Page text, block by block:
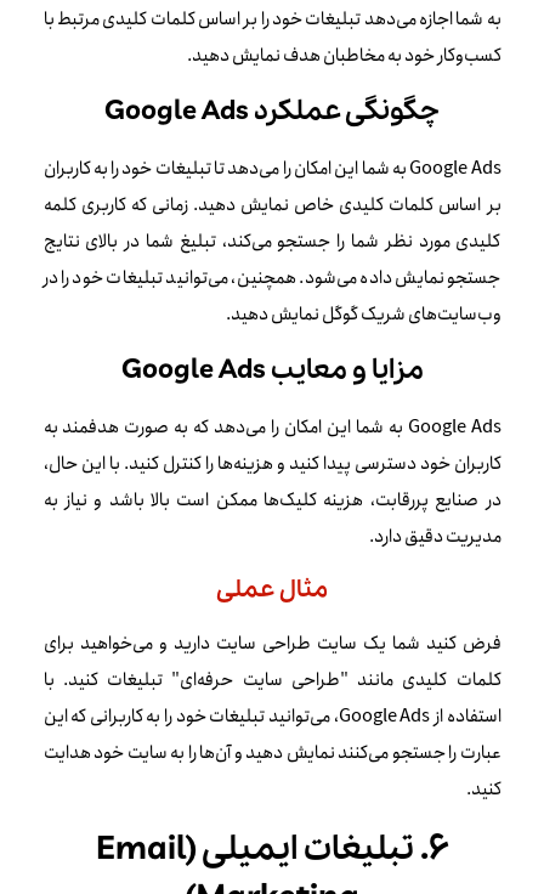
به شما اجازه می‌دهد تبلیغات خود را بر اساس کلمات کلیدی مرتبط با
کسب‌وکار خود به مخاطبان هدف نمایش دهید.
چگونگی عملکرد Google Ads
Google Ads به شما این امکان را می‌دهد تا تبلیغات خود را به کاربران
بر اساس کلمات کلیدی خاص نمایش دهید. زمانی که کاربری کلمه
کلیدی مورد نظر شما را جستجو می‌کند، تبلیغ شما در بالای نتایج
جستجو نمایش داده می‌شود. همچنین، می‌توانید تبلیغات خود را در
وب‌سایت‌های شریک گوگل نمایش دهید.
مزایا و معایب Google Ads
Google Ads به شما این امکان را می‌دهد که به صورت هدفمند به
کاربران خود دسترسی پیدا کنید و هزینه‌ها را کنترل کنید. با این حال،
در صنایع پررقابت، هزینه کلیک‌ها ممکن است بالا باشد و نیاز به
مدیریت دقیق دارد.
مثال عملی
فرض کنید شما یک سایت طراحی سایت دارید و می‌خواهید برای
کلمات کلیدی مانند "طراحی سایت حرفه‌ای" تبلیغات کنید. با
استفاده از Google Ads، می‌توانید تبلیغات خود را به کاربرانی که این
عبارت را جستجو می‌کنند نمایش دهید و آن‌ها را به سایت خود هدایت
کنید.
۶. تبلیغات ایمیلی (Email